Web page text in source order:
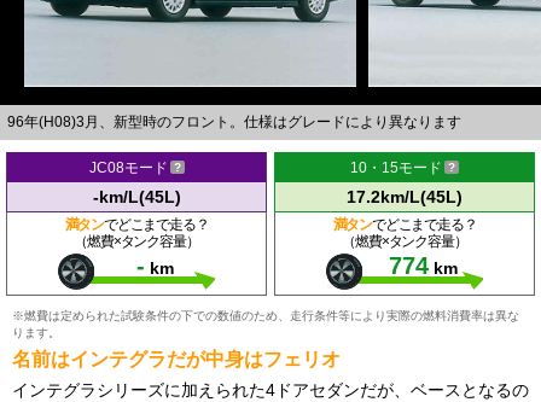
96年(H08)3月、新型時のフロント。仕様はグレードにより異なります
JC08モード
-km/L(45L)
満タンでどこまで走る？
（燃費×タンク容量）
- km
10・15モード
17.2km/L(45L)
満タンでどこまで走る？
（燃費×タンク容量）
774 km
※燃費は定められた試験条件の下での数値のため、走行条件等により実際の燃料消費率は異な
ります。
名前はインテグラだが中身はフェリオ
インテグラシリーズに加えられた4ドアセダンだが、ベースとなるの